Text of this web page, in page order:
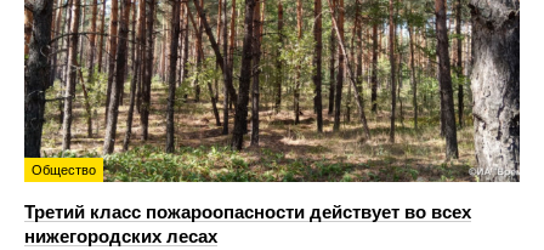
Общество
Третий класс пожароопасности действует во всех
нижегородских лесах